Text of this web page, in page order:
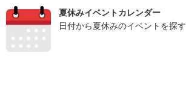
夏休みイベントカレンダー
日付から夏休みのイベントを探す